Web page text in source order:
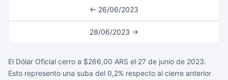
← 26/06/2023
28/06/2023 →
El Dólar Oficial cerro a $266,00 ARS el 27 de junio de 2023.
Esto represento una suba del 0,2% respecto al cierre anterior